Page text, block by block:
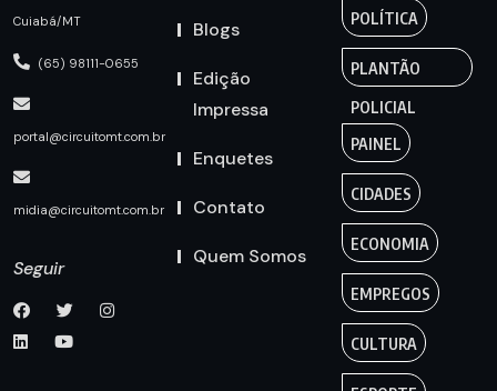
Cuiabá/MT
(65) 98111-0655
portal@circuitomt.com.br
midia@circuitomt.com.br
Seguir
Blogs
Edição
Impressa
Enquetes
Contato
Quem Somos
POLÍTICA
PLANTÃO
POLICIAL
PAINEL
CIDADES
ECONOMIA
EMPREGOS
CULTURA